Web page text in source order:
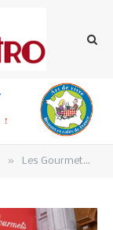
» Les Gourmets des Ternes font la fête à Narcisse